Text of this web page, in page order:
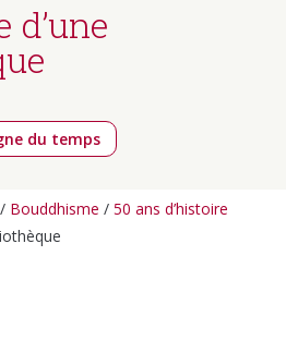
d’une
du temps
/ Bouddhisme / 50 ans d’histoire